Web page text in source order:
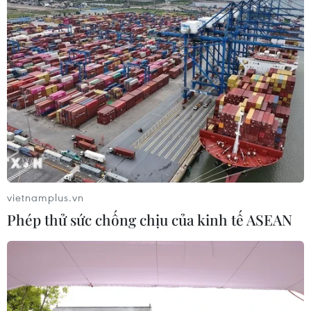
các sông tại Hải Dương
Mực nước lũ trong sông cao có
thể gây ngập úng tại các vùng
trũng thấp ven sông, khu vực trũng
thấp thuộc hai thành phố Hải
Dương và Chí Linh, thị xã Kinh
Môn và các huyện Nam Sách,
Thanh Hà...
(TTXVN/Vietnam+)
vietnamplus.vn
Phép thử sức chống chịu của kinh tế ASEAN